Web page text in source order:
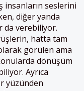
insanların seslerini
diğer yanda
da verebiliyor.
hatta tam
görülen ama
dönüşüm
Ayrıca
yüzünden